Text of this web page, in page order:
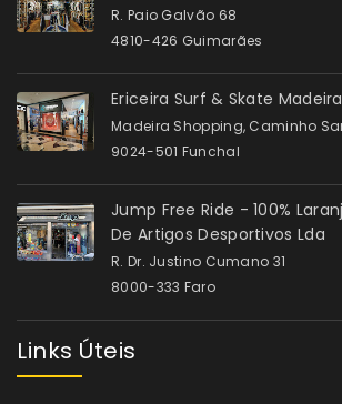
R. Paio Galvão 68
4810-426 Guimarães
Ericeira Surf & Skate
Madeira Shopping, Caminho
9024-501 Funchal
Jump Free Ride - 100%
De Artigos Desportivos Lda
R. Dr. Justino Cumano 31
8000-333 Faro
Links Úteis